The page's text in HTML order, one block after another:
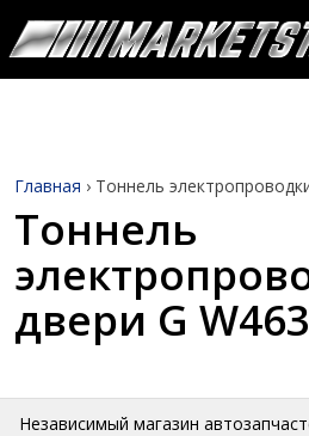
Главная › Тоннель
Тоннель
двери G W463
Независимый магазин